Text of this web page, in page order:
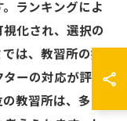
ランキングによ
化され、選択の
は、教習所の指
ーの対応が評価
教習所は、多く